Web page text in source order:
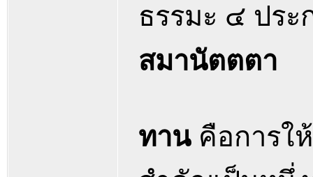
ธรรมะ ๔ ประ
สมานัตตตา
ทานคือการใ